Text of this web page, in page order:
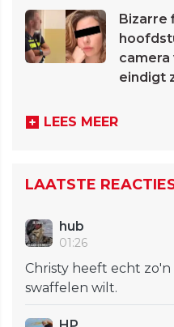
Bizarre
camera
eindigt
LEES MEER
LAATSTE
hub
01:26
Christy heeft echt
swaffelen wilt.